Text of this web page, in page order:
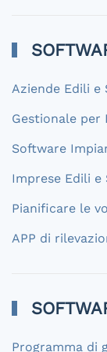
Aziende Edili e
Gestionale per
Software
Imprese Edili e
Pianificare le
APP di
Programma di